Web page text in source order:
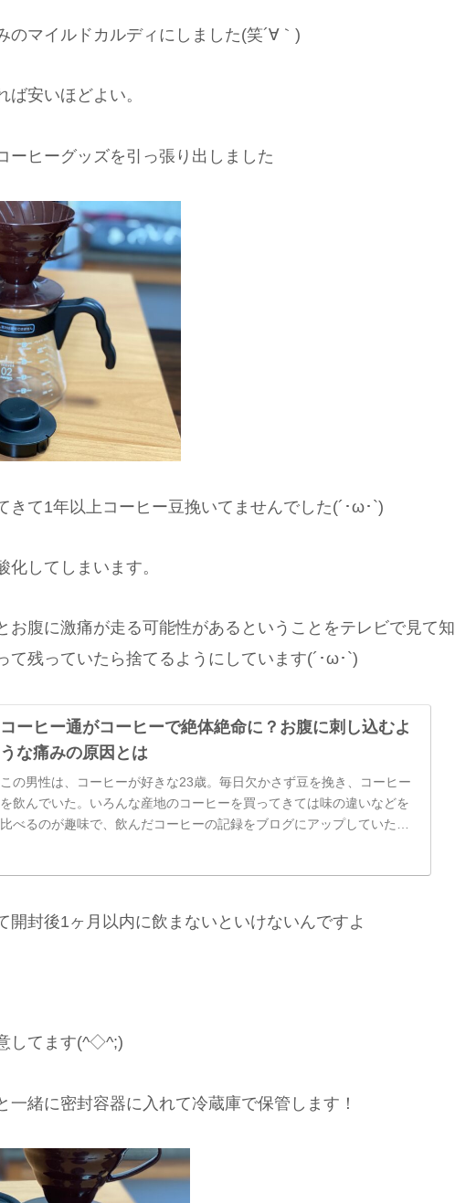
のマイルドカルディにしました(笑´∀｀)
安いほどよい。
ーヒーグッズを引っ張り出しました
きて1年以上コーヒー豆挽いてませんでした(´･ω･`)
してしまいます。
お腹に激痛が走る可能性があるということをテレビで見て知
て残っていたら捨てるようにしています(´･ω･`)
コーヒー通がコーヒーで絶体絶命に？お腹に刺し込むよ
うな痛みの原因とは
この男性は、コーヒーが好きな23歳。毎日欠かさず豆を挽き、コーヒー
を飲んでいた。いろんな産地のコーヒーを買ってきては味の違いなどを
比べるのが趣味で、飲んだコーヒーの記録をブログにアップしていた。
開封後1ヶ月以内に飲まないといけないんですよ
してます(^◇^;)
一緒に密封容器に入れて冷蔵庫で保管します！